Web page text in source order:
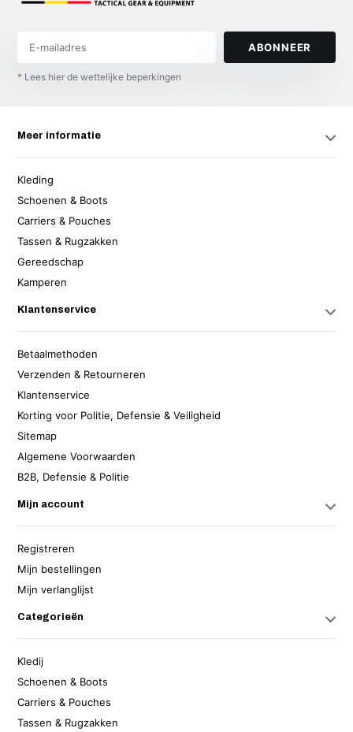
ABONNEER
* Lees hier de wettelijke beperkingen
Meer informatie
Kleding
Schoenen & Boots
Carriers & Pouches
Tassen & Rugzakken
Gereedschap
Kamperen
Klantenservice
Betaalmethoden
Verzenden & Retourneren
Klantenservice
Korting voor Politie, Defensie & Veiligheid
Sitemap
Algemene Voorwaarden
B2B, Defensie & Politie
Mijn account
Registreren
Mijn bestellingen
Mijn verlanglijst
Categorieën
Kledij
Schoenen & Boots
Carriers & Pouches
Tassen & Rugzakken